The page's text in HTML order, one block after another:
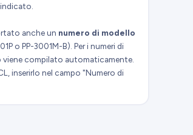
anche un numero di modello
o PP-3001M-B). Per i numeri di
viene compilato automaticamente.
inserirlo nel campo "Numero di